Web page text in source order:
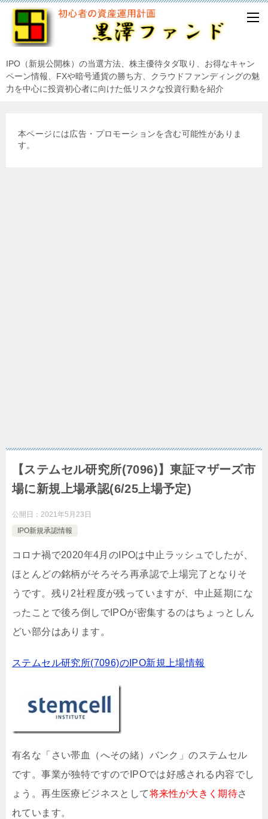
IPO（新規公開株）の当選方法、株主優待タダ取り、お得なキャン
ペーン情報、FXや暗号通貨の勝ち方、クラウドファンディングの魅
力を中心に投資初心者に向けた低リスクな投資行動を紹介
本ページには広告・プロモーションを含む可能性がありま
す。
【ステムセル研究所(7096)】東証マザーズ市
場に新規上場承認(6/25上場予定)
公開日： 2021年5月23日
IPO新規承認情報
コロナ禍で2020年4月のIPOは中止ラッシュでしたが、
ほとんどの銘柄がそろそろ再承認で上場完了となりそ
うです。残り2社程度が残っていますが、中止延期にな
ったことで後ろ倒しでIPOが密集するのはちょっとしん
どい部分はあります。
ステムセル研究所(7096)のIPO新規上場情報
有名な「さい帯血（へその緒）バンク」のステムセル
です。事業が独特ですのでIPOでは好感される内容でし
ょう。再生医療ビジネスとして将来性が大きく期待さ
れています。